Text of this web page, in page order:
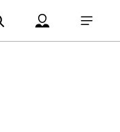
Account Menu